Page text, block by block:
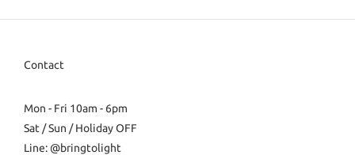
Contact
Mon - Fri 10am - 6pm
Sat / Sun / Holiday OFF
Line: @bringtolight